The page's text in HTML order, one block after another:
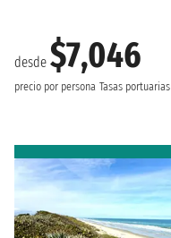
desde $7,046
precio por persona Tasas portuarias